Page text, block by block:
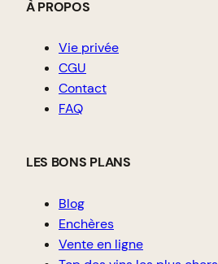
À PROPOS
Vie privée
CGU
Contact
FAQ
LES BONS PLANS
Blog
Enchères
Vente en ligne